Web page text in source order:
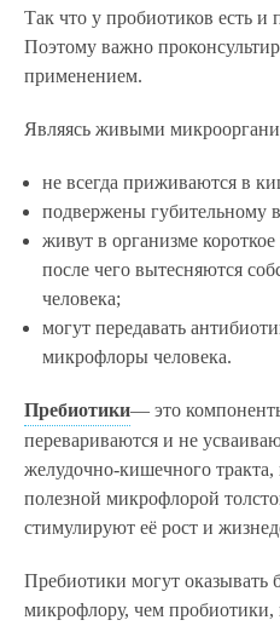
Так что у пробиотиков есть и
Поэтому важно
применением.
Являясь живыми
не всегда приживаются в
подвержены губительному
живут в организме
после чего вытесняются
человека;
могут передавать
микрофлоры человека.
Пребиотики— это
перевариваются и не
желудочно-кишечного
полезной микрофлорой
стимулируют её рост и
Пребиотики могут оказывать
микрофлору, чем пробиотики,